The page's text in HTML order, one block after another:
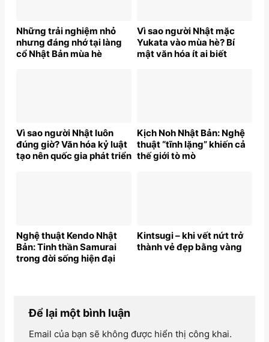
Những trải nghiệm nhỏ
nhưng đáng nhớ tại làng
cổ Nhật Bản mùa hè
Vì sao người Nhật mặc
Yukata vào mùa hè? Bí
mật văn hóa ít ai biết
Vì sao người Nhật luôn
đúng giờ? Văn hóa kỷ luật
tạo nên quốc gia phát triển
Kịch Noh Nhật Bản: Nghệ
thuật “tĩnh lặng” khiến cả
thế giới tò mò
Nghệ thuật Kendo Nhật
Bản: Tinh thần Samurai
trong đời sống hiện đại
Kintsugi – khi vết nứt trở
thành vẻ đẹp bằng vàng
Để lại một bình luận
Email của bạn sẽ không được hiển thị công khai.